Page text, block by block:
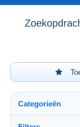
Categorieën